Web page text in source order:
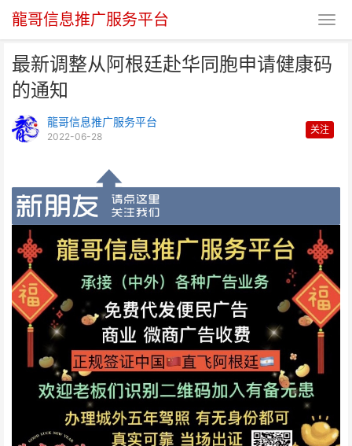
龍哥信息推广服务平台
最新调整从阿根廷赴华同胞申请健康码
的通知
龍哥信息推广服务平台
2022-06-28
关注
最新调整从阿根廷赴华同胞申请健
康码的通知